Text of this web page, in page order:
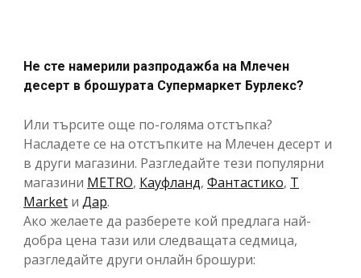
Не сте намерили разпродажба на Млечен
десерт в брошурата Супермаркет Бурлекс?
Или търсите още по-голяма отстъпка?
Насладете се на отстъпките на Млечен десерт и
в други магазини. Разгледайте тези популярни
магазини METRO, Кауфланд, Фантастико, T
Market и Дар.
Ако желаете да разберете кой предлага най-
добра цена тази или следващата седмица,
разгледайте други онлайн брошури: